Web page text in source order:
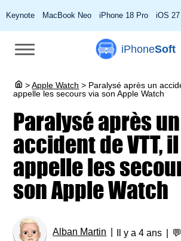
Keynote MacBook Neo iPhone 18 Pro iOS 27
iPhoneSoft
> Apple Watch > Paralysé après un
appelle les secours via son Apple Watch
Paralysé après un
accident de VTT, il
appelle les
son Apple Watch
Alban Martin Il y a 4 ans 💬